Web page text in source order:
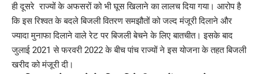
ही दूसरे राज्यों के अफसरों को भी घूस खिलाने का लालच दिया गया। आरोप है
कि इस रिश्वत के बदले बिजली वितरण समझौतों को जल्द मंजूरी दिलाने और
ज्यादा मुनाफा दिलाने वाले रेट पर बिजली बेचने के लिए बातचीत। इसके बाद
जुलाई 2021 से फरवरी 2022 के बीच पांच राज्यों ने इस योजना के तहत बिजली
खरीद को मंजूरी दी।